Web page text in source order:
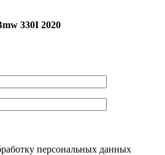
330I 2020
персональных данных